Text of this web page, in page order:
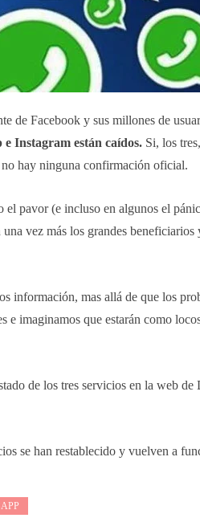
de Facebook y sus millones de
Instagram están caídos. Si, los
hay ninguna confirmación oficial.
el pavor (e incluso en algunos el
vez más los grandes beneficiarios
información, mas allá de que los
e imaginamos que estarán como
de los tres servicios en la web
se han restablecido y vuelven a